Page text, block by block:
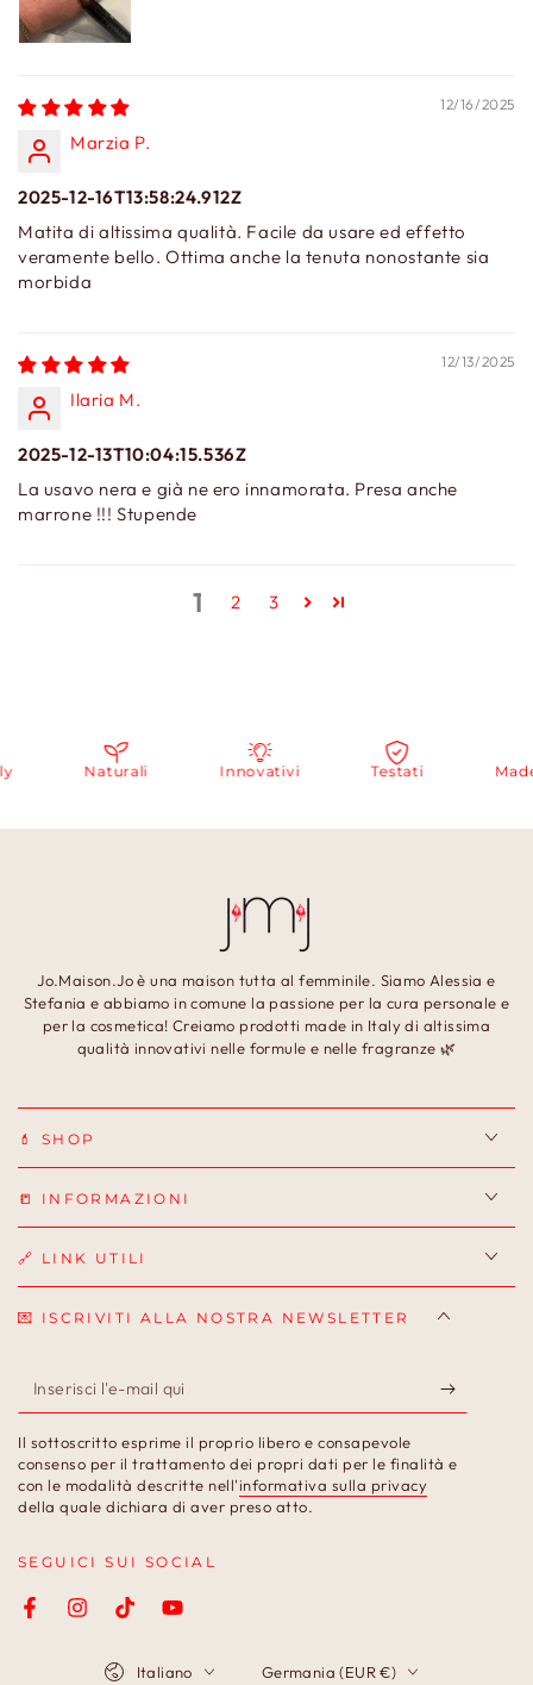
12/16/2025
Marzia P.
2025-12-16T13:58:24.912Z
Matita di altissima qualità. Facile da usare ed effetto
veramente bello. Ottima anche la tenuta nonostante sia
morbida
12/13/2025
Ilaria M.
2025-12-13T10:04:15.536Z
La usavo nera e già ne ero innamorata. Presa anche
marrone !!! Stupende
1 2 3
Naturali Innovativi Testati Made
Jo.Maison.Jo è una maison tutta al femminile. Siamo Alessia e
Stefania e abbiamo in comune la passione per la cura personale e
per la cosmetica! Creiamo prodotti made in Italy di altissima
qualità innovativi nelle formule e nelle fragranze 🌿
💄 SHOP
📒 INFORMAZIONI
🔗 LINK UTILI
💌 ISCRIVITI ALLA NOSTRA NEWSLETTER
Inserisci
l'e-
mail
qui
Il sottoscritto esprime il proprio libero e consapevole
consenso per il trattamento dei propri dati per le finalità e
con le modalità descritte nell'informativa sulla privacy
della quale dichiara di aver preso atto.
SEGUICI SUI SOCIAL
FacebookInstagramTikTokYouTube
Italiano Germania (EUR €)